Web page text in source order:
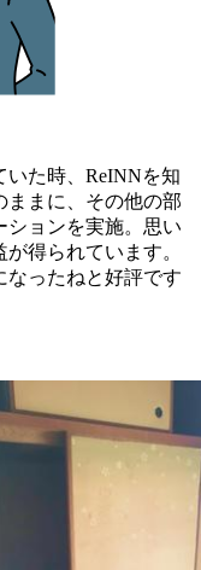
た時、ReINNを知
ままに、その他の部
ションを実施。思い
得られています。
なったねと好評です